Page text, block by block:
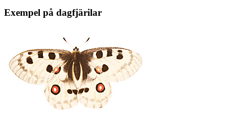
Exempel på dagfjärilar